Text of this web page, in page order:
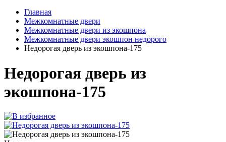
Главная
Межкомнатные двери
Межкомнатные двери из экошпона
Межкомнатные двери экошпон недорого
Недорогая дверь из экошпона-175
Недорогая дверь из
экошпона-175